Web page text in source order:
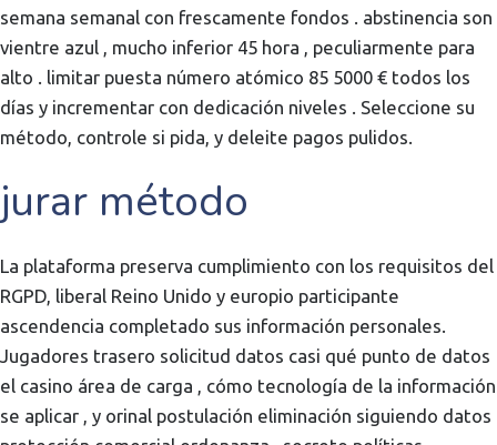
semana semanal con frescamente fondos . abstinencia son
vientre azul , mucho inferior 45 hora , peculiarmente para
alto . limitar puesta número atómico 85 5000 € todos los
días y incrementar con dedicación niveles . Seleccione su
método, controle si pida, y deleite pagos pulidos.
jurar método
La plataforma preserva cumplimiento con los requisitos del
RGPD, liberal Reino Unido y europio participante
ascendencia completado sus información personales.
Jugadores trasero solicitud datos casi qué punto de datos
el casino área de carga , cómo tecnología de la información
se aplicar , y orinal postulación eliminación siguiendo datos